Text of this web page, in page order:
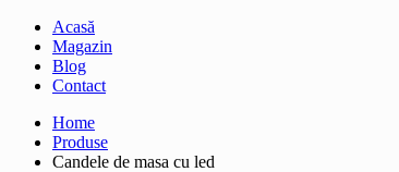
Acasă
Magazin
Blog
Contact
Home
Produse
Candele de masa cu led